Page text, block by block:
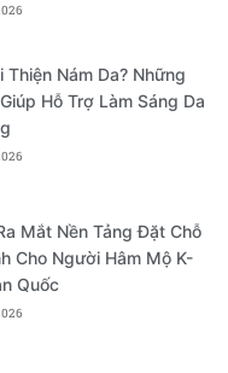
Thiện Nám Da? Những
Hỗ Trợ Làm Sáng Da
Mắt Nền Tảng Đặt Chỗ
Cho Người Hâm Mộ K-
Quốc